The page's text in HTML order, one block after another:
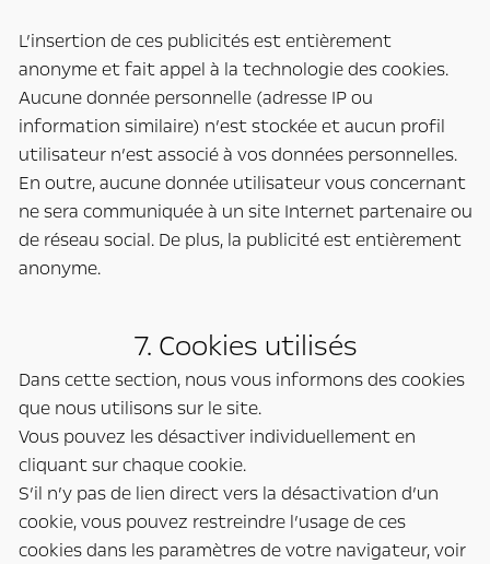
L’insertion de ces publicités est entièrement
anonyme et fait appel à la technologie des cookies.
Aucune donnée personnelle (adresse IP ou
information similaire) n’est stockée et aucun profil
utilisateur n’est associé à vos données personnelles.
En outre, aucune donnée utilisateur vous concernant
ne sera communiquée à un site Internet partenaire ou
de réseau social. De plus, la publicité est entièrement
anonyme.
7. Cookies utilisés
Dans cette section, nous vous informons des cookies
que nous utilisons sur le site.
Vous pouvez les désactiver individuellement en
cliquant sur chaque cookie.
S’il n’y pas de lien direct vers la désactivation d’un
cookie, vous pouvez restreindre l’usage de ces
cookies dans les paramètres de votre navigateur, voir